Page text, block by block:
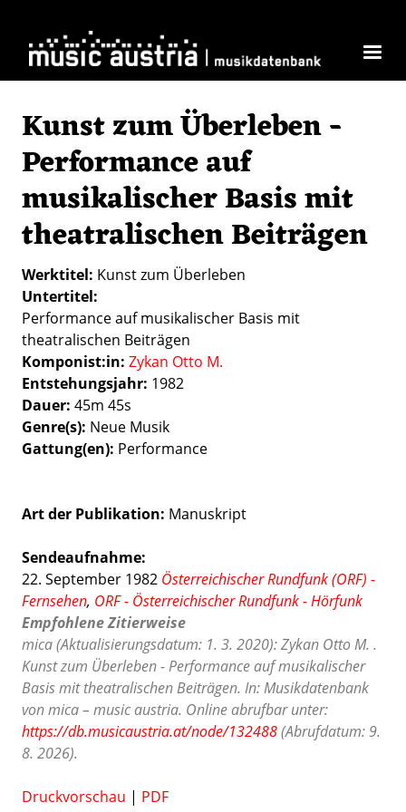
Kunst zum Überleben -
Performance auf
musikalischer Basis mit
theatralischen Beiträgen
Werktitel Kunst zum Überleben
Untertitel
Performance auf musikalischer Basis mit
theatralischen Beiträgen
Komponist:in Zykan Otto M.
Entstehungsjahr 1982
Dauer 45m 45s
Genre(s) Neue Musik
Gattung(en) Performance
Art der Publikation Manuskript
Sendeaufnahme:
22. September 1982 Österreichischer Rundfunk (ORF) -
Fernsehen, ORF - Österreichischer Rundfunk - Hörfunk
Empfohlene Zitierweise
mica (Aktualisierungsdatum: 1. 3. 2020): Zykan Otto M. .
Kunst zum Überleben - Performance auf musikalischer
Basis mit theatralischen Beiträgen. In: Musikdatenbank
von mica – music austria. Online abrufbar unter:
https://db.musicaustria.at/node/132488(Abrufdatum: 9.
8. 2026).
Druckvorschau | PDF